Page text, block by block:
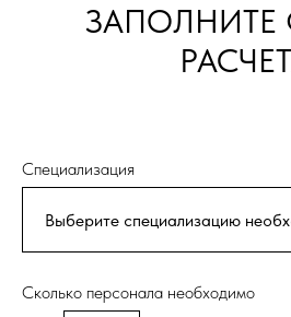
Специализация
Сколько персонала необходимо